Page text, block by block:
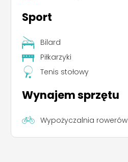
Sport
Bilard
Piłkarzyki
Tenis stołowy
Wynajem sprzętu
Wypożyczalnia rowerów